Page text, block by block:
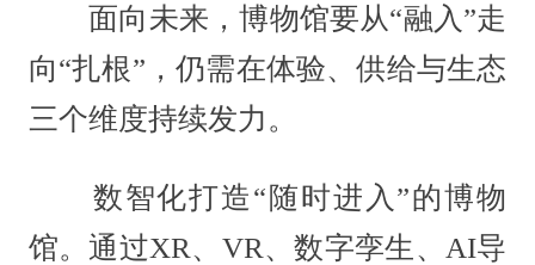
面向未来，博物馆要从“融入”走
向“扎根”，仍需在体验、供给与生态
三个维度持续发力。
数智化打造“随时进入”的博物
馆。通过XR、VR、数字孪生、AI导